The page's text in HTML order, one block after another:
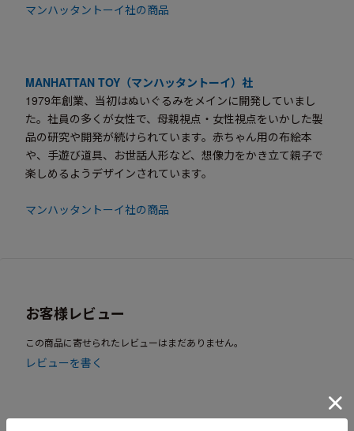
マンハッタントーイ社の商品
MANHATTAN TOY（マンハッタントーイ）社
1979年創業、当初はぬいぐるみをメインに開発していまし
た。社員の多くが女性で、母親視点・女性視点をいかした製
品の研究や開発が続けられています。赤ちゃん用の布絵本
や、手遊び道具、お世話人形など、想像力をかき立て親子で
楽しめるようデザインされています。
マンハッタントーイ社の商品
お客様レビュー
この商品に寄せられたレビューはまだありません。
レビューを書く